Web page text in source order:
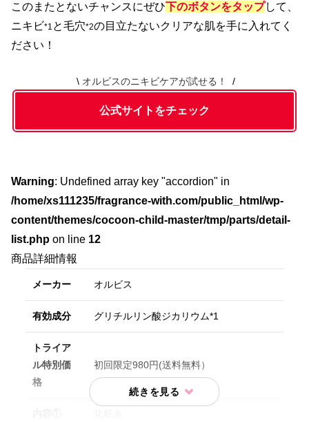
このまたとないチャンスにぜひ下のボタンをタップして、
ニキビ*1 と毛穴*2の目立たないクリアな肌を手に入れてく
ださい！
オルビスのニキビケアが試せる！
公式サイトをチェック
Warning: Undefined array key "accordion" in
/home/xs111235/fragrance-with.com/public_html/wp-
content/themes/cocoon-child-master/tmp/parts/detail-
list.php on line 12
商品詳細情報
メーカー オルビス
有効成分 グリチルリン酸ジカリウム*1
トライア
ル特別価
格
初回限定980円(送料無料）